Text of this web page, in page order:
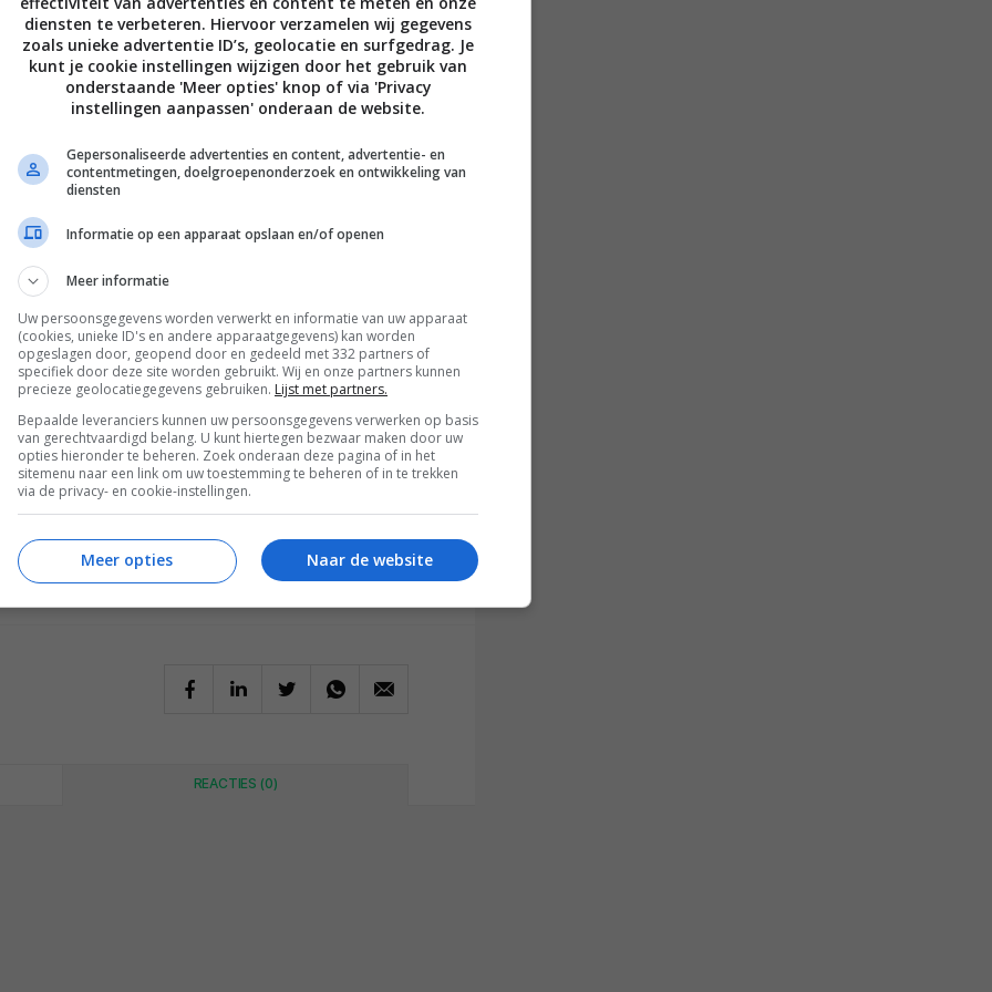
binnen Doist, waardoor je dus waarschijnlijk
wat je aan het doen bent: je werk. Ook is er een
dat je voor een bepaalde periode niet
krijgt dan geen notificaties meer. Daarnaast kun
je dus niet in je vrije tijd in de avond
dit werkt hetzelfde als in de eerdergenoemde
grote integraties doen. Slack bestaat natuurlijk al
aan zich weten te koppelen, voor handige en ook
niet, maar wat niet is kan nog komen. Twist is
na verloop van tijd oude berichten. Voor een vast
Dat gaat niet per persoon, zoals dat wel het
eens een goedkoper alternatief kan zijn voor je
REACTIES (0)
diensten te verbeteren. Hiervoor verzamelen wij gegevens
zoals unieke advertentie ID’s, geolocatie en surfgedrag. Je
kunt je cookie instellingen wijzigen door het gebruik van
onderstaande 'Meer opties' knop of via 'Privacy
instellingen aanpassen' onderaan de website.
Gepersonaliseerde advertenties en content, advertentie- en
contentmetingen, doelgroepenonderzoek en ontwikkeling van
diensten
Informatie op een apparaat opslaan en/of openen
Meer informatie
Uw persoonsgegevens worden verwerkt en informatie van uw apparaat
(cookies, unieke ID's en andere apparaatgegevens) kan worden
opgeslagen door, geopend door en gedeeld met 332 partners of
specifiek door deze site worden gebruikt. Wij en onze partners kunnen
precieze geolocatiegegevens gebruiken. Lijst met partners.
Bepaalde leveranciers kunnen uw persoonsgegevens verwerken op basis
van gerechtvaardigd belang. U kunt hiertegen bezwaar maken door uw
opties hieronder te beheren. Zoek onderaan deze pagina of in het
sitemenu naar een link om uw toestemming te beheren of in te trekken
via de privacy- en cookie-instellingen.
Naar de website
Meer opties